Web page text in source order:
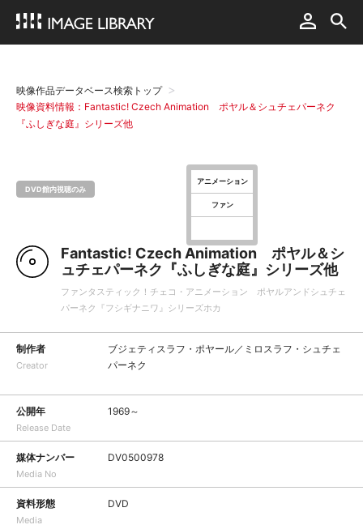
映像作品データベース検索トップ
映像資料情報：Fantastic! Czech Animation ポヤル＆シュチェパーネク
『ふしぎな庭』シリーズ他
DVD館内視聴のみ
アニメーション
ファン
Fantastic! Czech Animation ポヤル＆シ
ュチェパーネク『ふしぎな庭』シリーズ他
ファンタスティック！チェコ・アニメーション ポヤルアンドシュチェ
パーネク『フシギナニワ』シリーズホカ
制作者
Creator
ブジェティスラフ・ポヤール／ミロスラフ・シュチェ
パーネク
公開年
Release Date
1969～
媒体ナンバー
Media No
DV0500978
資料形態
Media
DVD